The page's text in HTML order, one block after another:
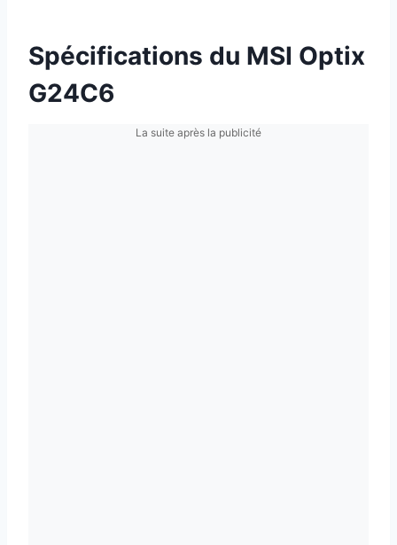
Spécifications du MSI Optix
G24C6
La suite après la publicité